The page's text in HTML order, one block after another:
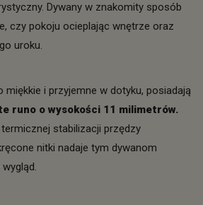
Dywany w znakomity sposób
czy pokoju ocieplając wnętrze oraz
uroku.
miękkie i przyjemne w dotyku, posiadają
runo o wysokości 11 milimetrów.
stabilizacji przędzy
nitki nadaje tym dywanom